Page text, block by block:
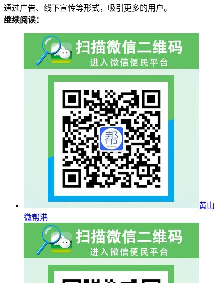
通过广告、线下宣传等形式，吸引更多的用户。
继续阅读：
黄山
微帮港